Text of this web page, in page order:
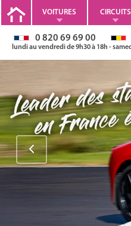
VOITURES CIRCUITS
0 820 69 69 00
lundi au vendredi de 9h30 à 18h -